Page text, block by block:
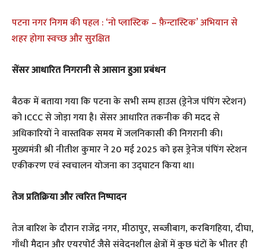
पटना नगर निगम की पहल : ‘नो प्लास्टिक – फ़ैन्टास्टिक’ अभियान से
शहर होगा स्वच्छ और सुरक्षित
सेंसर आधारित निगरानी से आसान हुआ प्रबंधन
बैठक में बताया गया कि पटना के सभी सम्प हाउस (ड्रेनेज पंपिंग स्टेशन)
को ICCC से जोड़ा गया है। सेंसर आधारित तकनीक की मदद से
अधिकारियों ने वास्तविक समय में जलनिकासी की निगरानी की।
मुख्यमंत्री श्री नीतीश कुमार ने 20 मई 2025 को इस ड्रेनेज पंपिंग स्टेशन
एकीकरण एवं स्वचालन योजना का उद्घाटन किया था।
तेज प्रतिक्रिया और त्वरित निष्पादन
तेज बारिश के दौरान राजेंद्र नगर, मीठापुर, सब्जीबाग, करबिगहिया, दीघा,
गाँधी मैदान और एयरपोर्ट जैसे संवेदनशील क्षेत्रों में कुछ घंटों के भीतर ही